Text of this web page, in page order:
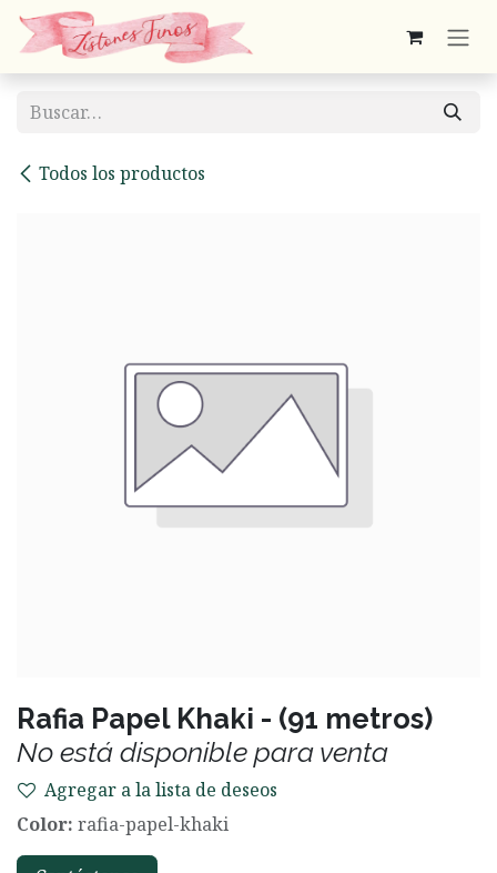
Ir al contenido
Todos los productos
Rafia Papel Khaki - (91 metros)
No está disponible para venta
Agregar a la lista de deseos
Color: rafia-papel-khaki